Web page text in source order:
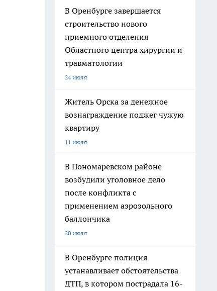
В Оренбурге завершается
строительство нового
приемного отделения
Областного центра хирургии и
травматологии
24 июля
Житель Орска за денежное
вознаграждение поджег чужую
квартиру
11 июля
В Пономаревском районе
возбудили уголовное дело
после конфликта с
применением аэрозольного
баллончика
20 июля
В Оренбурге полиция
устанавливает обстоятельства
ДТП, в котором пострадала 16-